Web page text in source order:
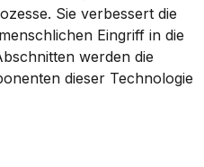
Sie verbessert die
Eingriff in die
werden die
dieser Technologie